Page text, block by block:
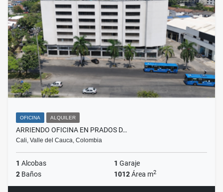
OFICINA ALQUILER
ARRIENDO OFICINA EN PRADOS D…
Cali, Valle del Cauca, Colombia
1 Alcobas 1 Garaje
2 Baños 1012Área m2